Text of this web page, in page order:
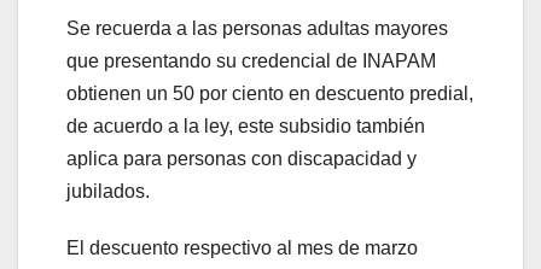
Se recuerda a las personas adultas mayores
que presentando su credencial de INAPAM
obtienen un 50 por ciento en descuento predial,
de acuerdo a la ley, este subsidio también
aplica para personas con discapacidad y
jubilados.
El descuento respectivo al mes de marzo